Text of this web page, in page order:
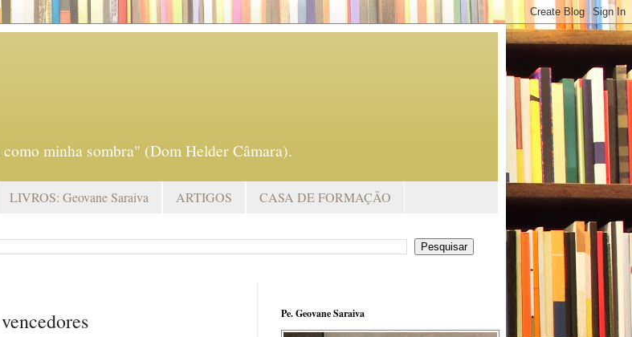
minha sombra" (Dom Helder Câmara).
LIVROS: Geovane Saraiva ARTIGOS CASA DE FORMAÇÃO
Pe. Geovane Saraiva